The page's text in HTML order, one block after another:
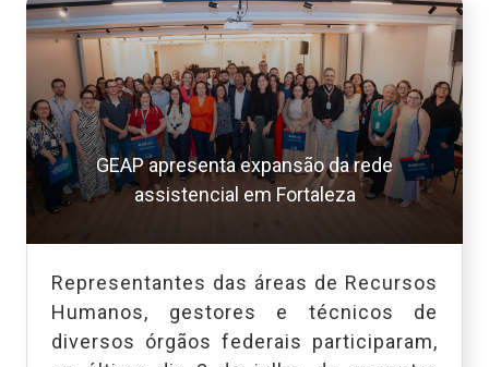
GEAP apresenta expansão da rede
assistencial em Fortaleza
Representantes das áreas de Recursos
Humanos, gestores e técnicos de
diversos órgãos federais participaram,